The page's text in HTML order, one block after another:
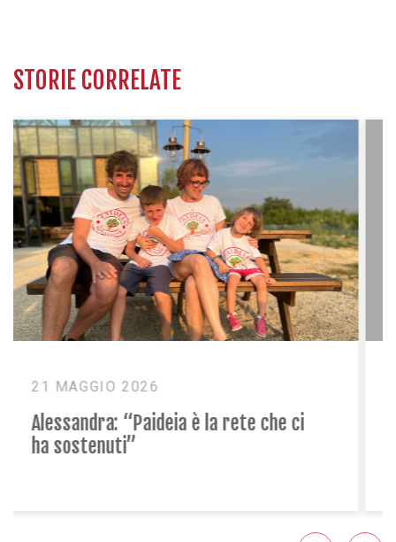
STORIE CORRELATE
16 DICEMBRE 2025
Il 2025 di Giusy e della sua famiglia: un
anno con Paideia